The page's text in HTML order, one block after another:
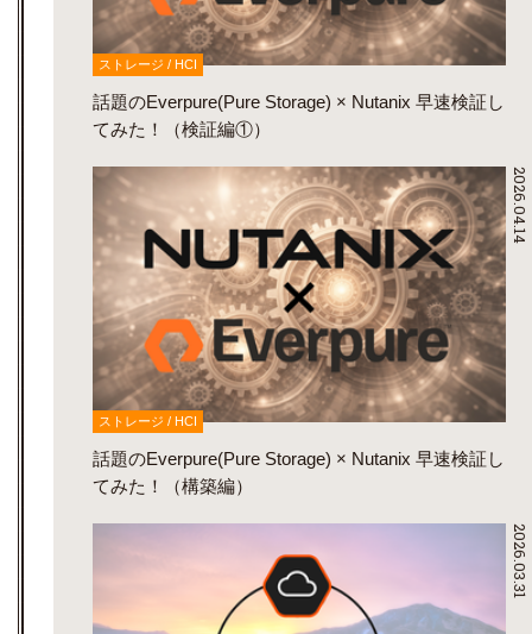
ストレージ / HCI
話題のEverpure(Pure Storage) × Nutanix 早速検証し
てみた！（検証編①）
2026.04.14
ストレージ / HCI
話題のEverpure(Pure Storage) × Nutanix 早速検証し
てみた！（構築編）
2026.03.31